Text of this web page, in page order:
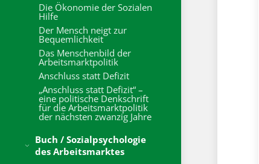
Die Ökonomie der Sozialen
Hilfe
Der Mensch neigt zur
Bequemlichkeit
Das Menschenbild der
Arbeitsmarktpolitik
Anschluss statt Defizit
„Anschluss statt Defizit“ –
eine politische Denkschrift
für die Arbeitsmarktpolitik
der nächsten zwanzig Jahre
Buch / Sozialpsychologie
des Arbeitsmarktes